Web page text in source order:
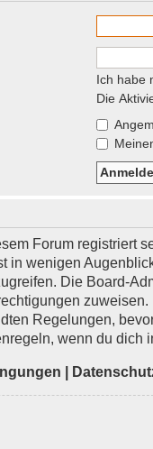
Ich habe
Die
Forum registriert
in wenigen
Die Board-
Regelungen,
wenn du dich